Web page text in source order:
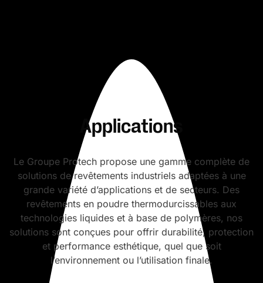
Applications
Le Groupe Protech propose une gamme complète de
solutions de revêtements industriels adaptées à une
grande variété d’applications et de secteurs. Des
revêtements en poudre thermodurcissables aux
technologies liquides et à base de polymères, nos
solutions sont conçues pour offrir durabilité, protection
et performance esthétique, quel que soit
l’environnement ou l’utilisation finale.